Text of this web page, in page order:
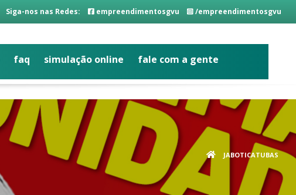
Siga-nos nas Redes: empreendimentosgvu /empreendimentosgvu
faq simulação online fale com a gente
JABOTICATUBAS